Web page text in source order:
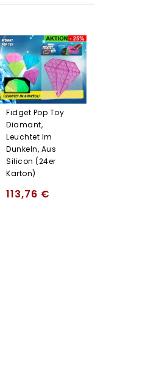
Fidget Pop Toy
Diamant,
Leuchtet Im
Dunkeln, Aus
Silicon (24er
Karton)
113,76 €